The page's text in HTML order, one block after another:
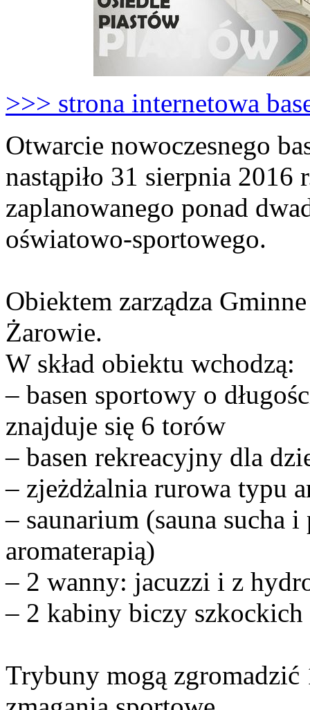
>>> strona internetowa
Otwarcie nowoczesnego
nastąpiło 31 sierpnia 2016
zaplanowanego ponad
oświatowo-sportowego.
Obiektem zarządza
Żarowie.
W skład obiektu wchodzą:
– basen sportowy o
znajduje się 6 torów
– basen rekreacyjny dla
– zjeżdżalnia rurowa typu
– saunarium (sauna sucha
aromaterapią)
– 2 wanny: jacuzzi i z
– 2 kabiny biczy szkockich
Trybuny mogą